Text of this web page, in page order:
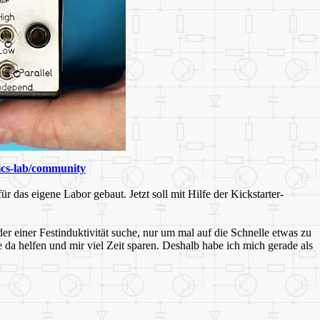
lab/community
das eigene Labor gebaut. Jetzt soll mit Hilfe der Kickstarter-
einer Festinduktivität suche, nur um mal auf die Schnelle etwas zu
helfen und mir viel Zeit sparen. Deshalb habe ich mich gerade als